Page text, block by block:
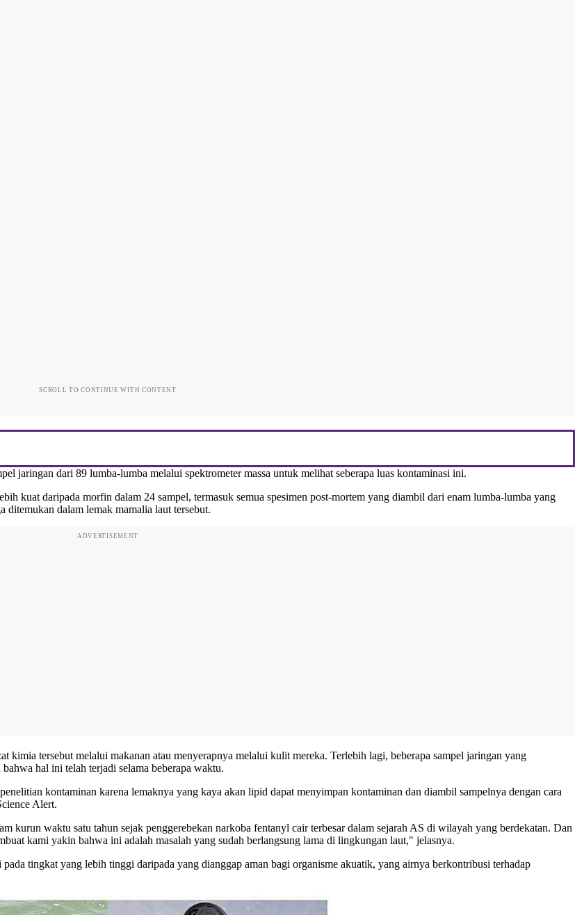
SCROLL TO CONTINUE WITH CONTENT
jaringan dari 89 lumba-lumba melalui spektrometer massa untuk melihat seberapa luas kontaminasi ini.
kuat daripada morfin dalam 24 sampel, termasuk semua spesimen post-mortem yang diambil dari enam lumba-lumba yang
ditemukan dalam lemak mamalia laut tersebut.
ADVERTISEMENT
tersebut melalui makanan atau menyerapnya melalui kulit mereka. Terlebih lagi, beberapa sampel jaringan yang
hal ini telah terjadi selama beberapa waktu.
kontaminan karena lemaknya yang kaya akan lipid dapat menyimpan kontaminan dan diambil sampelnya dengan cara
Alert.
kurun waktu satu tahun sejak penggerebekan narkoba fentanyl cair terbesar dalam sejarah AS di wilayah yang berdekatan. Dan
kami yakin bahwa ini adalah masalah yang sudah berlangsung lama di lingkungan laut," jelasnya.
tingkat yang lebih tinggi daripada yang dianggap aman bagi organisme akuatik, yang airnya berkontribusi terhadap